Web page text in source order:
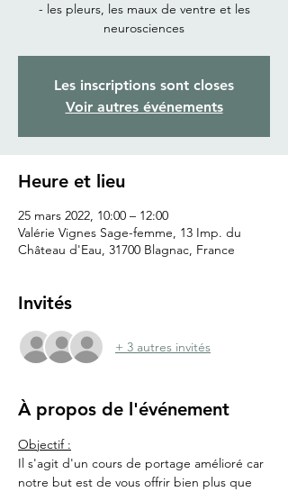
- les pleurs, les maux de ventre et les
neurosciences
Les inscriptions sont closes
Voir autres événements
Heure et lieu
25 mars 2022, 10:00 – 12:00
Valérie Vignes Sage-femme, 13 Imp. du
Château d'Eau, 31700 Blagnac, France
Invités
+ 3 autres invités
À propos de l'événement
Objectif :
Il s'agit d'un cours de portage amélioré car
notre but est de vous offrir bien plus que